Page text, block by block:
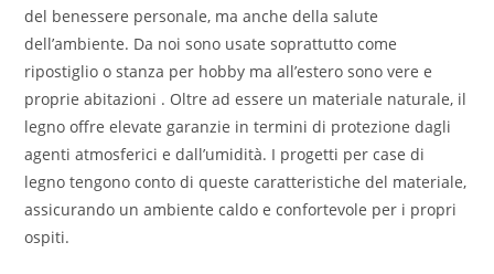
del benessere personale, ma anche della salute
dell’ambiente. Da noi sono usate soprattutto come
ripostiglio o stanza per hobby ma all’estero sono vere e
proprie abitazioni . Oltre ad essere un materiale naturale, il
legno offre elevate garanzie in termini di protezione dagli
agenti atmosferici e dall’umidità. I progetti per case di
legno tengono conto di queste caratteristiche del materiale,
assicurando un ambiente caldo e confortevole per i propri
ospiti.